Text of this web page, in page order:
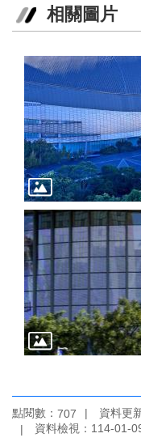
易
讀
區
政
平
臺
專
區
常
見
問
答
臺
北
市
政
政
府
相關圖片
點閱數： 707
資料更
資料檢視：114-01-